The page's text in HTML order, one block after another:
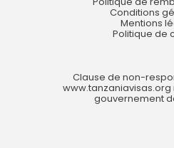
Conditions
Mentions
Politique de
Clause de non-
www.tanzaniavisas.org
gouvernement